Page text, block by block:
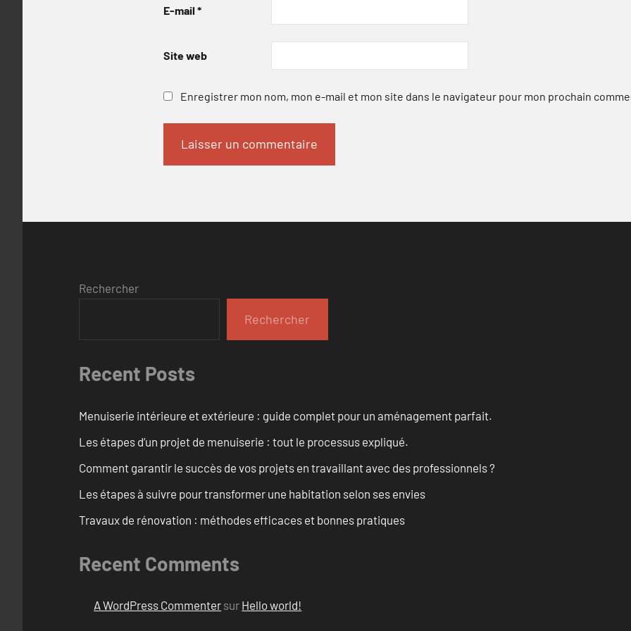
E-mail *
Site web
Enregistrer mon nom, mon e-mail et mon site dans le navigateur pour mon prochain
Rechercher
Rechercher
Recent Posts
Menuiserie intérieure et extérieure : guide complet pour un aménagement parfait.
Les étapes d’un projet de menuiserie : tout le processus expliqué.
Comment garantir le succès de vos projets en travaillant avec des professionnels ?
Les étapes à suivre pour transformer une habitation selon ses envies
Travaux de rénovation : méthodes efficaces et bonnes pratiques
Recent Comments
A WordPress Commenter sur Hello world!